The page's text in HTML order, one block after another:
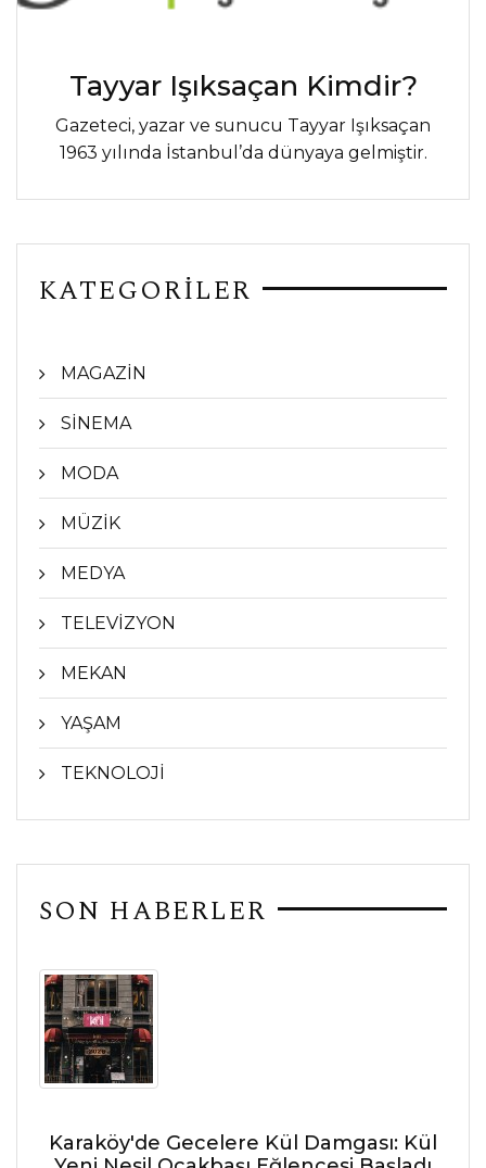
Tayyar Işıksaçan Kimdir?
Gazeteci, yazar ve sunucu Tayyar Işıksaçan
1963 yılında İstanbul’da dünyaya gelmiştir.
KATEGORİLER
MAGAZİN
SİNEMA
MODA
MÜZİK
MEDYA
TELEVİZYON
MEKAN
YAŞAM
TEKNOLOJİ
SON HABERLER
Karaköy'de Gecelere Kül Damgası: Kül